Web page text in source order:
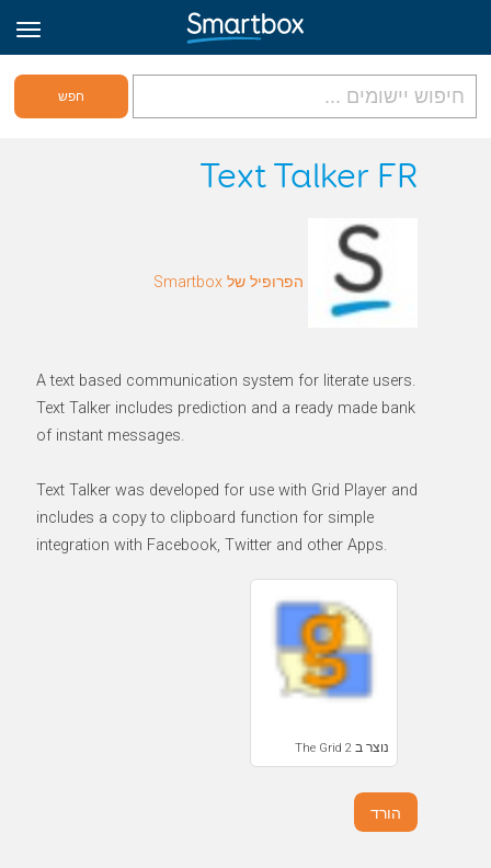
גריד אונליין
הירשם לאתר
Text Talker FR
הפרופיל של Smartbox
A text based communication system for literate users.
Text Talker includes prediction and a ready made bank
of instant messages.
Text Talker was developed for use with Grid Player and
includes a copy to clipboard function for simple
integration with Facebook, Twitter and other Apps.
נוצר ב The Grid 2
הורד